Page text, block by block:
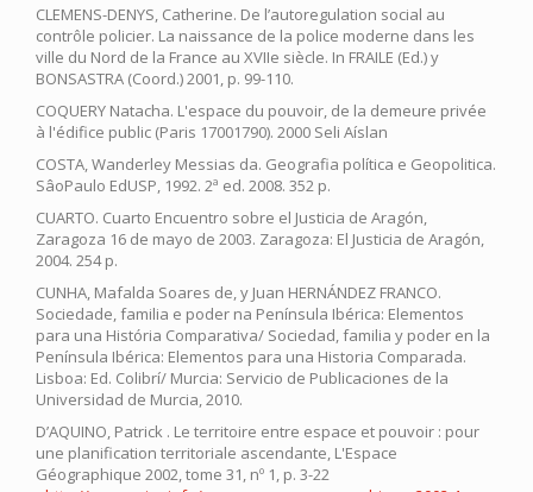
CLEMENS-DENYS, Catherine. De l’autoregulation social au
contrôle policier. La naissance de la police moderne dans les
ville du Nord de la France au XVIIe siècle. In FRAILE (Ed.) y
BONSASTRA (Coord.) 2001, p. 99-110.
COQUERY Natacha. L'espace du pouvoir, de la demeure privée
à l'édifice public (Paris 17001790). 2000 Seli Aíslan
COSTA, Wanderley Messias da. Geografia política e Geopolitica.
SâoPaulo EdUSP, 1992. 2ª ed. 2008. 352 p.
CUARTO. Cuarto Encuentro sobre el Justicia de Aragón,
Zaragoza 16 de mayo de 2003. Zaragoza: El Justicia de Aragón,
2004. 254 p.
CUNHA, Mafalda Soares de, y Juan HERNÁNDEZ FRANCO.
Sociedade, familia e poder na Península Ibérica: Elementos
para una História Comparativa/ Sociedad, familia y poder en la
Península Ibérica: Elementos para una Historia Comparada.
Lisboa: Ed. Colibrí/ Murcia: Servicio de Publicaciones de la
Universidad de Murcia, 2010.
D’AQUINO, Patrick . Le territoire entre espace et pouvoir : pour
une planification territoriale ascendante, L'Espace
Géographique 2002, tome 31, nº 1, p. 3-22